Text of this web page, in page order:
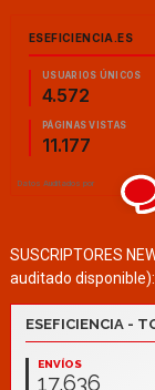
SUSCRIPTORES
auditado disponible):